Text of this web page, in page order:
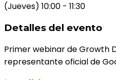
(Jueves) 10:00 - 11:30
Detalles del evento
Primer webinar de Growth
representante oficial de